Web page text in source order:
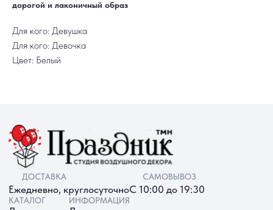
дорогой и лаконичный образ
Для кого: Девушка
Для кого: Девочка
Цвет: Белый
+7 952 678‑05‑55
Смотреть в 2ГИССмотреть в Яндекс